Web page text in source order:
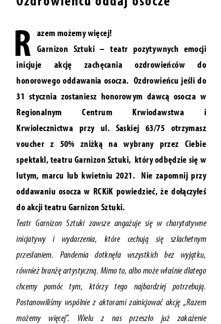
R azem możemy więcej!
Garnizon Sztuki – teatr pozytywnych emocji
inicjuje akcję zachęcania ozdrowieńców do
honorowego oddawania osocza. Ozdrowieńcu jeśli do
31 stycznia zostaniesz honorowym dawcą osocza w
Regionalnym Centrum Krwiodawstwa i
Krwiolecznictwa przy ul. Saskiej 63/75 otrzymasz
voucher z 50% zniżką na wybrany przez Ciebie
spektakl, teatru Garnizon Sztuki, który odbędzie się w
lutym, marcu lub kwietniu 2021. Nie zapomnij przy
oddawaniu osocza w RCKiK powiedzieć, że dołączyłeś
do akcji teatru Garnizon Sztuki.
Teatr Garnizon Sztuki zawsze angażuje się w charytatywne
inicjatywy i wydarzenia, które cechują się szlachetnym
przesłaniem. Pandemia dotknęła wszystkich bez wyjątku,
również branżę artystyczną. Mimo to, albo może właśnie dlatego
chcemy pomóc tym, którzy tego najbardziej potrzebują.
Postanowiliśmy wspólnie z aktorami zainicjować akcję „Razem
możemy więcej”. Wielu z nas przeszło już zakażenie